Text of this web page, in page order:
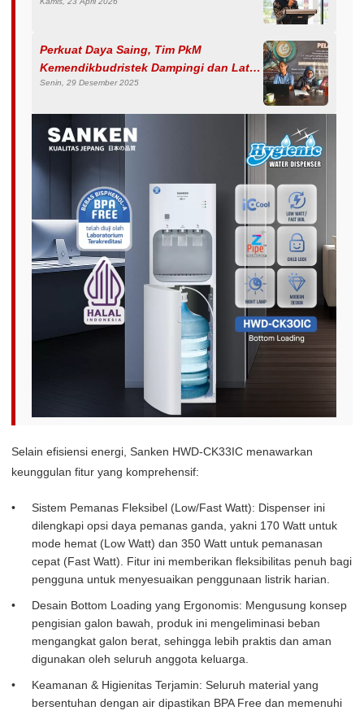
Pekerja
Perkuat Daya Saing, Tim PkM
Kemendikbudristek Dampingi dan Latih
UMKM Coffee Shop
Senin, 29 Desember 2025
Selain efisiensi energi, Sanken HWD-CK33IC menawarkan
keunggulan fitur yang komprehensif:
Sistem Pemanas Fleksibel (Low/Fast Watt): Dispenser ini
dilengkapi opsi daya pemanas ganda, yakni 170 Watt untuk
mode hemat (Low Watt) dan 350 Watt untuk pemanasan
cepat (Fast Watt). Fitur ini memberikan fleksibilitas penuh bagi
pengguna untuk menyesuaikan penggunaan listrik harian.
Desain Bottom Loading yang Ergonomis: Mengusung konsep
pengisian galon bawah, produk ini mengeliminasi beban
mengangkat galon berat, sehingga lebih praktis dan aman
digunakan oleh seluruh anggota keluarga.
Keamanan & Higienitas Terjamin: Seluruh material yang
bersentuhan dengan air dipastikan BPA Free dan memenuhi